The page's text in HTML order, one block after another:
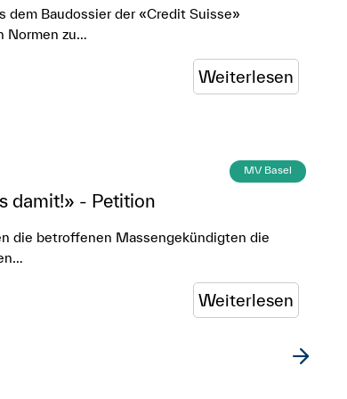
dem Baudossier der «Credit Suisse»
zu…
Weiterlesen
MV Basel
damit!» - Petition
die betroffenen Massengekündigten die
Weiterlesen